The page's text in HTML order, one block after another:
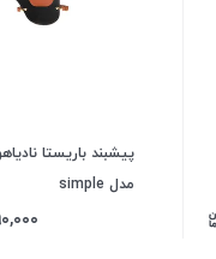
پیشبند باریستا
مدل simple